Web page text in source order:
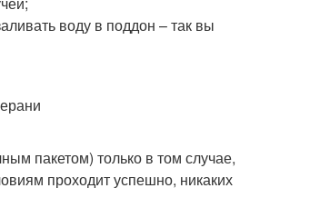
воду в поддон – так вы
пакетом) только в том случае,
проходит успешно, никаких